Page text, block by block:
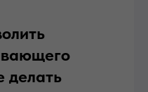
делать